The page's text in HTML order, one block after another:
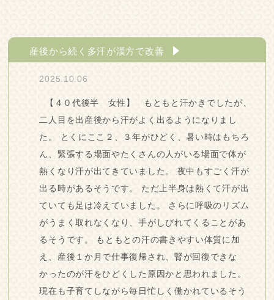
産後から続く多汗が漢方で改善
2025.10.06
【４０代後半 女性】 もともと汗かきでしたが、
二人目を出産後から汗がよく出るようになりまし
た。 とくにここ２、３年がひどく、暑い時はもちろ
ん、緊張する場面やたくさんの人がいる場面で体が
熱くなり汗が出てきていました。 夜中もすごく汗が
出る時があるそうです。 ただ上半身は熱くて汗が出
ていても足は冷えていました。 さらに呼吸のリズム
がうまく取れなくなり、手がしびれてくることがあ
るそうです。 もともとの汗の書きやすい体質に加
え、産後１か月で仕事復帰され、腎が回復できな
かったのが汗をひどくした原因かと思われました。
現在も子育てしながら毎日忙しく働かれているそう